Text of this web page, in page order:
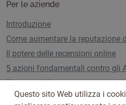
Per le aziende
Introduzione
Come aumentare la reputazione
Il potere delle recensioni online
5 azioni fondamentali contro gli
Piani e tariffe
Questo sito Web utilizza i